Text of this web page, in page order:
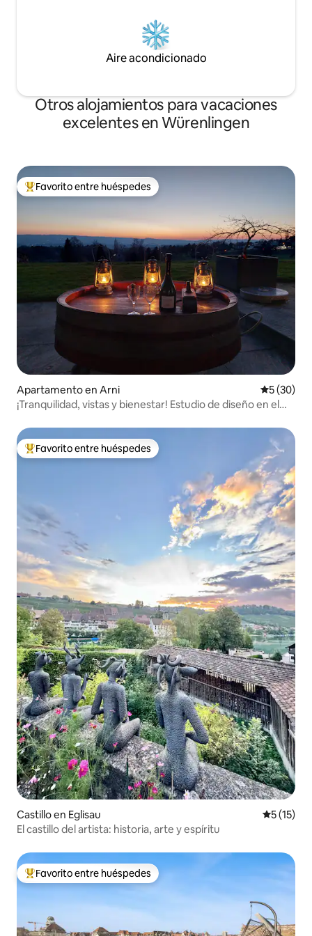
Aire acondicionado
Otros alojamientos para vacaciones
excelentes en Würenlingen
Favorito entre huéspedes preferido
Favorito entre huéspedes
Apartamento en Arni
5 (30)
¡Tranquilidad, vistas y bienestar! Estudio de diseño en el
Favorito entre huéspedes preferido
Favorito entre huéspedes
Castillo en Eglisau
5 (15)
El castillo del artista: historia, arte y espíritu
Favorito entre huéspedes preferido
Favorito entre huéspedes